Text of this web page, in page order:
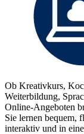
Ob Kreativkurs,
Weiterbildung,
Online-Angeboten
Sie lernen bequem,
interaktiv und in